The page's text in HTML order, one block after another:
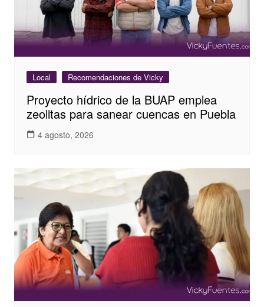
Local Recomendaciones de Vicky
Proyecto hídrico de la BUAP emplea
zeolitas para sanear cuencas en Puebla
4 agosto, 2026